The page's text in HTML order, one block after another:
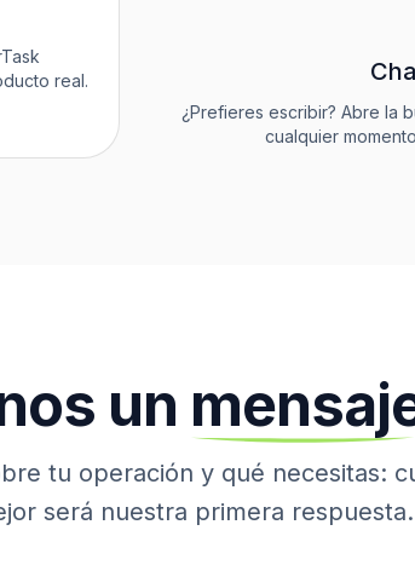
real.
¿Prefieres escribir? Abre la
cualquier
un
tu operación y qué necesitas:
será nuestra primera respuesta.